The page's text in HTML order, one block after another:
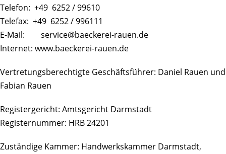
Telefon: +49 6252 / 99610
Telefax: +49 6252 / 996111
E-Mail: service@baeckerei-rauen.de
Internet: www.baeckerei-rauen.de
Vertretungsberechtigte Geschäftsführer: Daniel Rauen und
Fabian Rauen
Registergericht: Amtsgericht Darmstadt
Registernummer: HRB 24201
Zuständige Kammer: Handwerkskammer Darmstadt,